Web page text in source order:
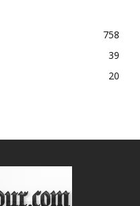
758
39
20